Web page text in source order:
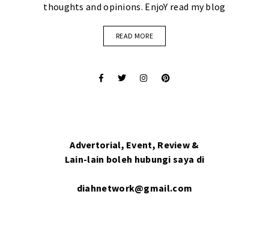
thoughts and opinions. EnjoY read my blog
READ MORE
Advertorial, Event, Review &
Lain-lain boleh hubungi saya di
diahnetwork@gmail.com